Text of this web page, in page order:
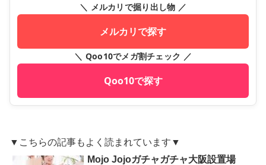
＼ メルカリで掘り出し物 ／
メルカリで探す
＼ Qoo10でメガ割チェック ／
Qoo10で探す
▼こちらの記事もよく読まれています▼
Mojo Jojoガチャガチャ大阪設置場